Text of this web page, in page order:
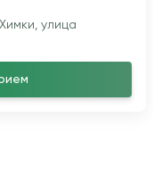
улица